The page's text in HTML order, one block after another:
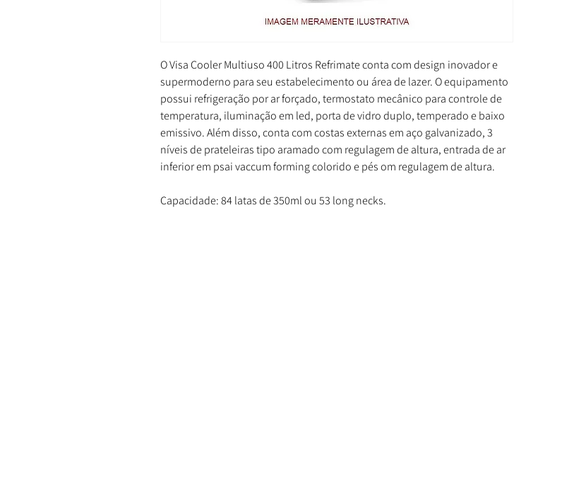
O Visa Cooler Multiuso 400 Litros Refrimate conta com design inovador e
supermoderno para seu estabelecimento ou área de lazer. O equipamento
possui refrigeração por ar forçado, termostato mecânico para controle de
temperatura, iluminação em led, porta de vidro duplo, temperado e baixo
emissivo. Além disso, conta com costas externas em aço galvanizado, 3
níveis de prateleiras tipo aramado com regulagem de altura, entrada de ar
inferior em psai vaccum forming colorido e pés om regulagem de altura.
Capacidade: 84 latas de 350ml ou 53 long necks.